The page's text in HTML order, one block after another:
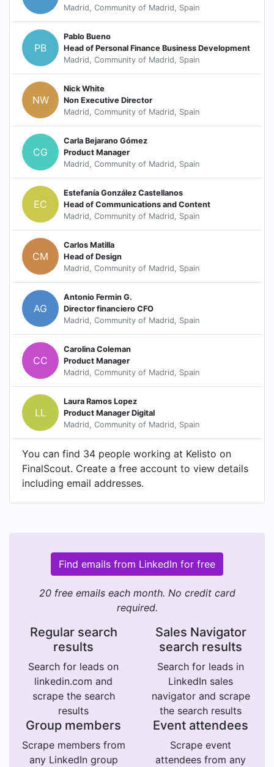
Madrid, Community of Madrid, Spain
PB
Pablo Bueno
Head of Personal Finance Business Development
Madrid, Community of Madrid, Spain
NW
Nick White
Non Executive Director
Madrid, Community of Madrid, Spain
CG
Carla Bejarano Gómez
Product Manager
Madrid, Community of Madrid, Spain
EC
Estefanía González Castellanos
Head of Communications and Content
Madrid, Community of Madrid, Spain
CM
Carlos Matilla
Head of Design
Madrid, Community of Madrid, Spain
AG
Antonio Fermin G.
Director financiero CFO
Madrid, Community of Madrid, Spain
CC
Carolina Coleman
Product Manager
Madrid, Community of Madrid, Spain
LL
Laura Ramos Lopez
Product Manager Digital
Madrid, Community of Madrid, Spain
You can find 34 people working at Kelisto on
FinalScout. Create a free account to view details
including email addresses.
Find emails from LinkedIn for free
20 free emails each month. No credit card
required.
Regular search
results
Search for leads on
linkedin.com and
scrape the search
results
Sales Navigator
search results
Search for leads in
LinkedIn sales
navigator and scrape
the search results
Group members
Scrape members from
any LinkedIn group
Event attendees
Scrape event
attendees from any